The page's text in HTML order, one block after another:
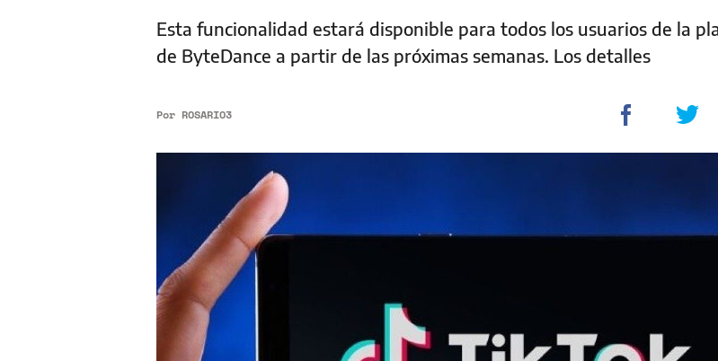
Esta funcionalidad estará disponible para todos los usuarios de la
de ByteDance a partir de las próximas semanas. Los detalles
Por ROSARIO3